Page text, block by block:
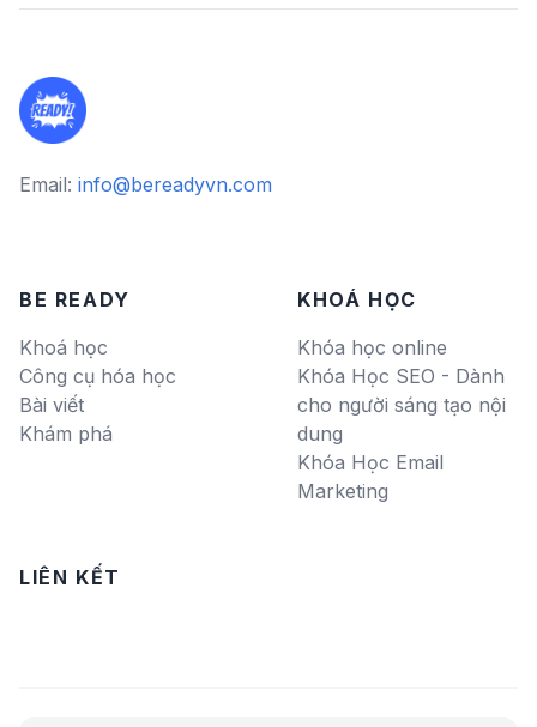
Email: info@bereadyvn.com
BE READY
Khoá học
Công cụ hóa học
Bài viết
Khám phá
KHOÁ HỌC
Khóa học online
Khóa Học SEO - Dành
cho người sáng tạo nội
dung
Khóa Học Email
Marketing
LIÊN KẾT